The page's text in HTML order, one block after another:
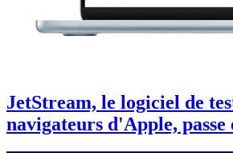
JetStream, le logiciel de
navigateurs d'Apple, passe